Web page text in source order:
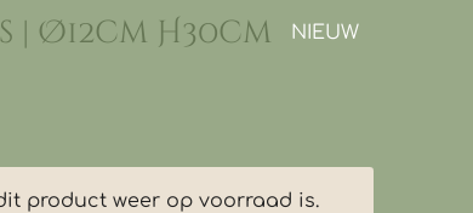
Ø12cm H30cm NIEUW
product weer op voorraad is.